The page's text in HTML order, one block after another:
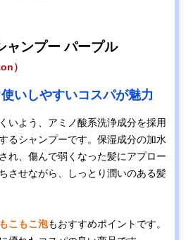
ャンプー パープル
）
いしやすいコスパが魅力
いよう、アミノ酸系洗浄成分を採用
るシャンプーです。保湿成分の加水
れ、傷んで弱くなった髪にアプロー
させながら、しっとり潤いのある髪
こもこ泡もおすすめポイントです。